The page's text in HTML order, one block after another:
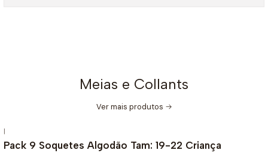
Meias e Collants
Ver mais produtos
|
Pack 9 Soquetes Algodão Tam: 19-22 Criança